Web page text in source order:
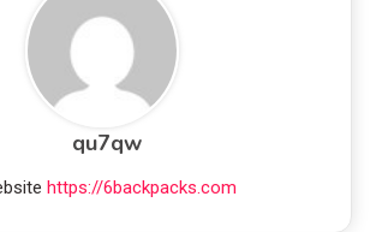
qu7qw
https://6backpacks.com